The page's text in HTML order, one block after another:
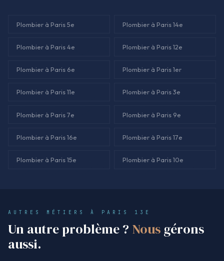
Plombier à Paris 5e Plombier à Paris 14e
Plombier à Paris 4e Plombier à Paris 12e
Plombier à Paris 6e Plombier à Paris 1er
Plombier à Paris 11e Plombier à Paris 3e
Plombier à Paris 7e Plombier à Paris 9e
Plombier à Paris 16e Plombier à Paris 17e
Plombier à Paris 15e Plombier à Paris 10e
AUTRES MÉTIERS À PARIS 13E
Un autre problème ? Nousgérons
aussi.